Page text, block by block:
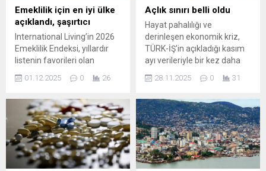
Törene Gemlik Belediye
Başkanı Şükrü Deviren,
Bursa Büyükşehir Belediye
Başkanvekili ve Gemlik
Belediye Meclis Üyesi...
Emeklilik için en iyi ülke
açıklandı, şaşırtıcı
International Living’in 2026
Emeklilik Endeksi, yıllardır
listenin favorileri olan
tahtını salladı. Beklenmedik
01.12.2025 0 26
Açlık sınırı belli oldu
Hayat pahalılığı ve
derinleşen ekonomik kriz,
TÜRK-İŞ'in açıkladığı kasım
ayı verileriyle bir kez daha
kişilik bir ailenin açlık sınırı 30
yoksulluk sınırı 97 bin 159 TL
ile rekor kırdı. Asgari ...
28.11.2025 0 31